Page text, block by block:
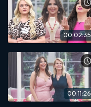
00:02:35
00:11:26